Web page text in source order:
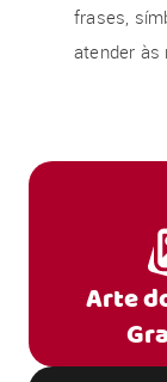
frases,
atender às
Arte